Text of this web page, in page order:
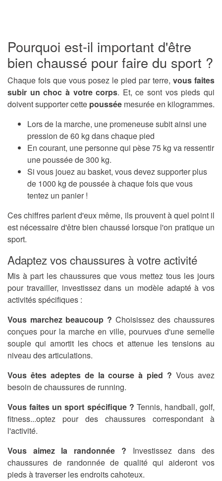
Pourquoi est-il important d'être
bien chaussé pour faire du sport ?
Chaque fois que vous posez le pied par terre, vous faites
subir un choc à votre corps. Et, ce sont vos pieds qui
doivent supporter cette poussée mesurée en kilogrammes.
Lors de la marche, une promeneuse subit ainsi une
pression de 60 kg dans chaque pied
En courant, une personne qui pèse 75 kg va ressentir
une poussée de 300 kg.
Si vous jouez au basket, vous devez supporter plus
de 1000 kg de poussée à chaque fois que vous
tentez un panier !
Ces chiffres parlent d'eux même, ils prouvent à quel point il
est nécessaire d'être bien chaussé lorsque l'on pratique un
sport.
Adaptez vos chaussures à votre activité
Mis à part les chaussures que vous mettez tous les jours
pour travailler, investissez dans un modèle adapté à vos
activités spécifiques :
Vous marchez beaucoup ? Choisissez des chaussures
conçues pour la marche en ville, pourvues d'une semelle
souple qui amortit les chocs et attenue les tensions au
niveau des articulations.
Vous êtes adeptes de la course à pied ? Vous avez
besoin de chaussures de running.
Vous faites un sport spécifique ? Tennis, handball, golf,
fitness...optez pour des chaussures correspondant à
l'activité.
Vous aimez la randonnée ? Investissez dans des
chaussures de randonnée de qualité qui aideront vos
pieds à traverser les endroits cahoteux.